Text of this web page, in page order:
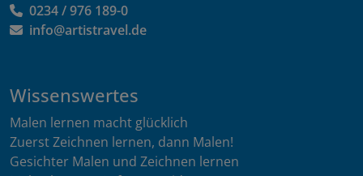
0234 / 976 189-0
info@artistravel.de
Wissenswertes
Malen lernen macht glücklich
Zuerst Zeichnen lernen, dann Malen!
Gesichter Malen und Zeichnen lernen